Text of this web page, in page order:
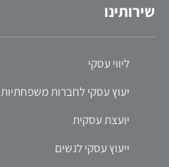
שירותינו
ליווי עסקי
יעוץ עסקי לחברות משפחתיות
יועצת עסקית
ייעוץ עסקי לנשים